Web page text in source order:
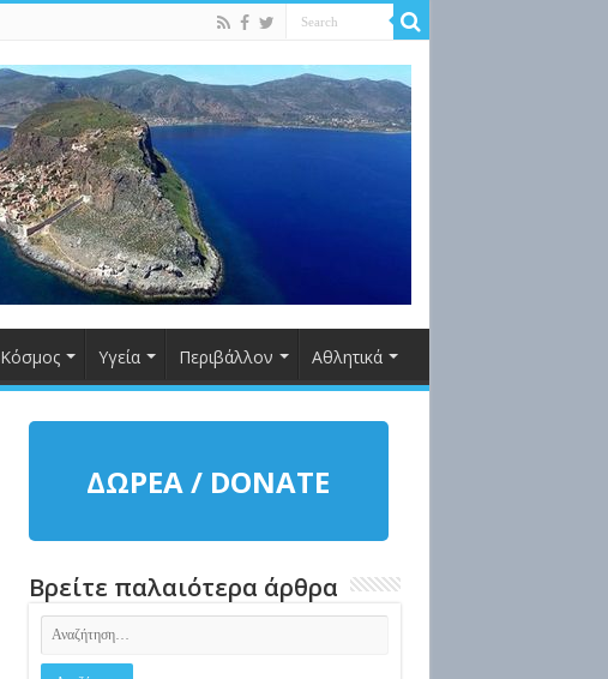
Κόσμος Υγεία Περιβάλλον Αθλητικά
ΔΩΡΕΑ / DONATE
Βρείτε παλαιότερα άρθρα